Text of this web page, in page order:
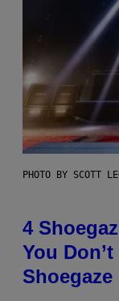
PHOTO BY SCOTT
4
You
Shoegaze